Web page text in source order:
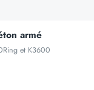
armé
et K3600